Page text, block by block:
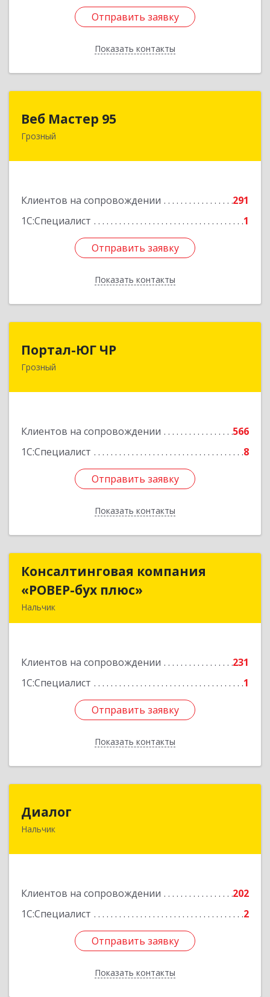
Отправить заявку
Показать контакты
Отправить заявку
Назад
Веб Мастер 95
Грозный
Клиентов на сопровождении
291
1С:Специалист
1
Отправить заявку
Показать контакты
Подробнее
Отправить заявку
Назад
Портал-ЮГ ЧР
Грозный
Клиентов на сопровождении
566
1С:Специалист
8
Отправить заявку
Показать контакты
364906, Чеченская Респ, Грозный г, Путина пр-
Отправить заявку
Назад
Консалтинговая компания
«РОВЕР-бух плюс»
Нальчик
Клиентов на сопровождении
231
1С:Специалист
1
Отправить заявку
Показать контакты
Консалтинговая компания
«РОВЕР-бух плюс»
Подробнее
Отправить заявку
Назад
Диалог
Нальчик
Клиентов на сопровождении
202
1С:Специалист
2
Отправить заявку
Показать контакты
360016, Кабардино-Балкарская Респ, Нальчик г,
Отправить заявку
Назад